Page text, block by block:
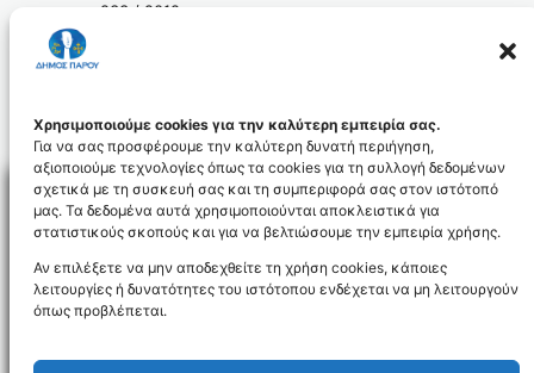
Χρησιμοποιούμε cookies για την καλύτερη εμπειρία σας.
Για να σας προσφέρουμε την καλύτερη δυνατή περιήγηση,
αξιοποιούμε τεχνολογίες όπως τα cookies για τη συλλογή δεδομένων
σχετικά με τη συσκευή σας και τη συμπεριφορά σας στον ιστότοπό
μας. Τα δεδομένα αυτά χρησιμοποιούνται αποκλειστικά για
στατιστικούς σκοπούς και για να βελτιώσουμε την εμπειρία χρήσης.
Αν επιλέξετε να μην αποδεχθείτε τη χρήση cookies, κάποιες
λειτουργίες ή δυνατότητες του ιστότοπου ενδέχεται να μη λειτουργούν
όπως προβλέπεται.
233 / 2012
233_2012_ADA_id3555
NEWSLETTER